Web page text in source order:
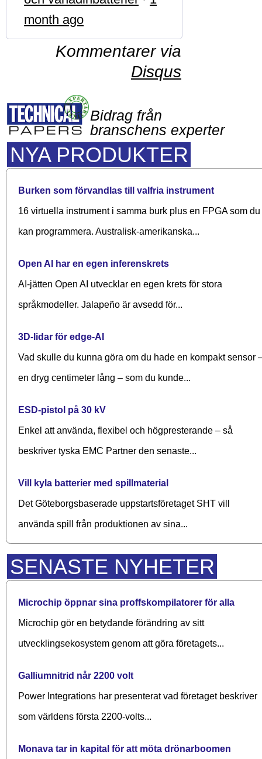
month ago
Kommentarer via
Disqus
Bidrag från
branschens experter
NYA PRODUKTER
Burken som förvandlas till valfria instrument
16 virtuella instrument i samma burk plus en FPGA som du
kan programmera. Australisk-amerikanska...
Open AI har en egen inferenskrets
AI-jätten Open AI utvecklar en egen krets för stora
språkmodeller. Jalapeño är avsedd för...
3D-lidar för edge-AI
Vad skulle du kunna göra om du hade en kompakt sensor
en dryg centimeter lång – som du kunde...
ESD-pistol på 30 kV
Enkel att använda, flexibel och högpresterande – så
beskriver tyska EMC Partner den senaste...
Vill kyla batterier med spillmaterial
Det Göteborgsbaserade upp­starts­företaget SHT vill
använda spill från produktionen av sina...
SENASTE NYHETER
Microchip öppnar sina proffskompilatorer för alla
Microchip gör en betydande förändring av sitt
utvecklingsekosystem genom att göra företagets...
Galliumnitrid når 2200 volt
Power Integrations har presenterat vad företaget beskriver
som världens första 2200-volts...
Monava tar in kapital för att möta drönarboomen